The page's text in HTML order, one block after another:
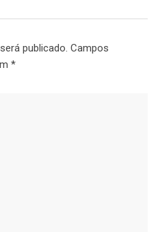
publicado. Campos
*